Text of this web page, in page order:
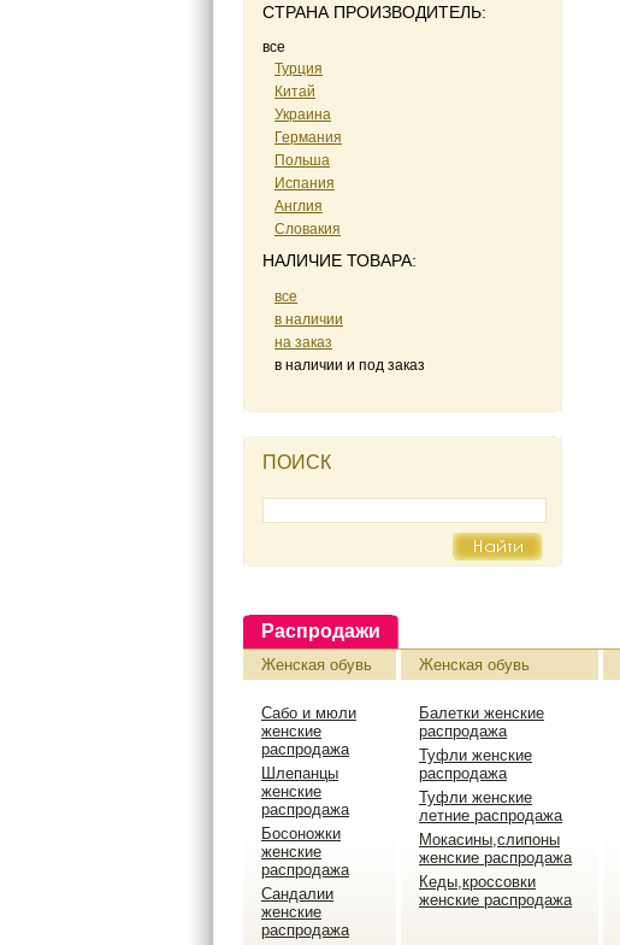
СТРАНА ПРОИЗВОДИТЕЛЬ:
все
Турция
Китай
Украина
Германия
Польша
Испания
Англия
Словакия
НАЛИЧИЕ ТОВАРА:
все
в наличии
на заказ
в наличии и под заказ
ПОИСК
Распродажи
Женская обувь
Сабо и мюли
женские
распродажа
Шлепанцы
женские
распродажа
Босоножки
женские
распродажа
Сандалии
женские
распродажа
Женская обувь
Балетки женские
распродажа
Туфли женские
распродажа
Туфли женские
летние распродажа
Мокасины,слипоны
женские распродажа
Кеды,кроссовки
женские распродажа